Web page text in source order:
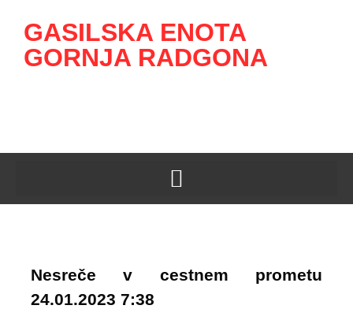
GASILSKA ENOTA
GORNJA RADGONA
Nesreče v cestnem prometu
24.01.2023 7:38